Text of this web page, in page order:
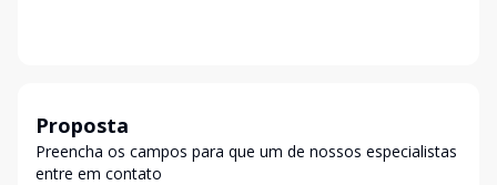
Proposta
Preencha os campos para que um de nossos especialistas
entre em contato